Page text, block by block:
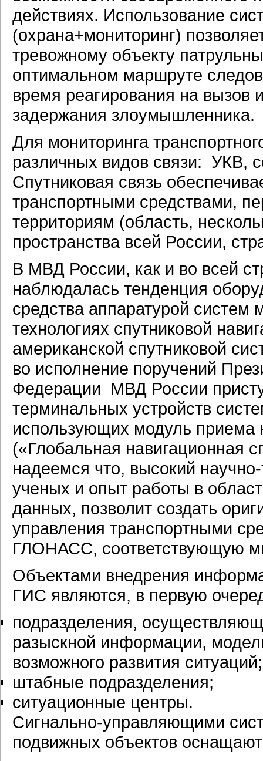
действиях. Использование
(охрана+мониторинг)
тревожному объекту
оптимальном маршруте
время реагирования на вызов
задержания злоумышленника.
Для мониторинга
различных видов связи: УКВ,
Спутниковая связь
транспортными средствами,
территориям (область,
пространства всей России,
В МВД России, как и во всей
наблюдалась тенденция
средства аппаратурой систем
технологиях спутниковой
американской спутниковой
во исполнение поручений
Федерации МВД России
терминальных устройств
использующих модуль
(«Глобальная навигационная
надеемся что, высокий
ученых и опыт работы в
данных, позволит создать
управления транспортными
ГЛОНАСС, соответствующую
Объектами внедрения
ГИС являются, в первую
подразделения,
разыскной информации,
возможного развития ситуаций;
штабные подразделения;
ситуационные центры.
Сигнально-управляющими
подвижных объектов